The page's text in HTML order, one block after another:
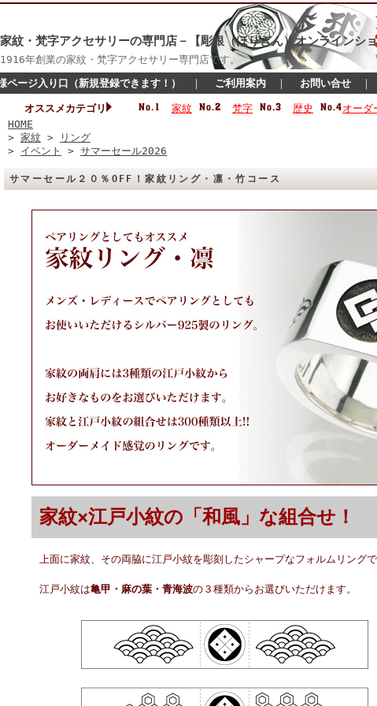
家紋・梵字アクセサリーの専門店－【彫銀（ほりぎん）オンラインシ
1916年創業の家紋・梵字アクセサリー専門店です。
ページ入り口（新規登録できます！） ｜ ご利用案内 ｜ お問い合せ ｜
オススメカテゴリ 家紋 梵字 歴史
オーダ
HOME
> 家紋 >
リング
> イベント > サマーセール2026
サマーセール２０％OFF！家紋リング・凛・竹コース
家紋×江戸小紋の「和風」な組合せ！
上面に家紋、その両脇に江戸小紋を彫刻したシャープなフォルムリング
江戸小紋は亀甲・麻の葉・青海波の３種類からお選びいただけます。